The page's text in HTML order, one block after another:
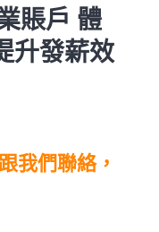
賬戶 體
升發薪效
我們聯絡，